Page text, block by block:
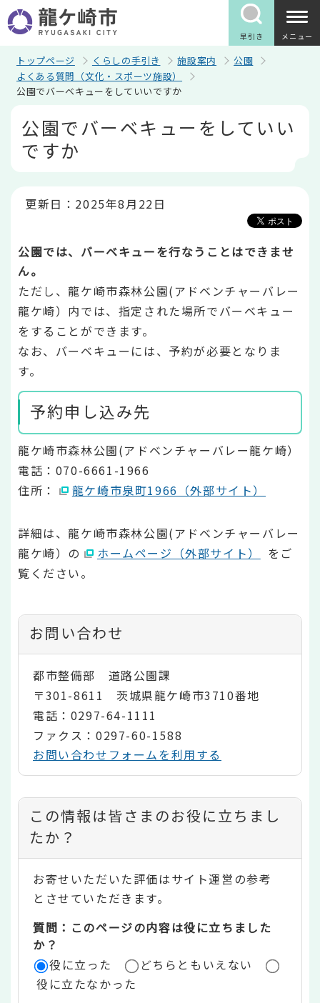
の
ペ
早引き メニュー
トップページ くらしの手引き 施設案内
公園
よくある質問（文化・スポーツ施設）
公園でバーベキューをしていいですか
公園でバーベキューをしていい
ですか
更新日：2025年8月22日
公園では、バーベキューを行なうことはできませ
ん。
ただし、龍ケ崎市森林公園(アドベンチャーバレー
龍ケ崎）内では、指定された場所でバーベキュー
をすることができます。
なお、バーベキューには、予約が必要となりま
す。
予約申し込み先
龍ケ崎市森林公園(アドベンチャーバレー龍ケ崎）
電話：070-6661-1966
住所：
龍ケ崎市泉町1966（外部サイト）
詳細は、龍ケ崎市森林公園(アドベンチャーバレー
龍ケ崎）の
ホームページ（外部サイト）
をご
覧ください。
お問い合わせ
都市整備部 道路公園課
〒301-8611 茨城県龍ケ崎市3710番地
電話：0297-64-1111
ファクス：0297-60-1588
お問い合わせフォームを利用する
コ
ン
テ
ン
ツ
評
価
この情報は皆さまのお役に立ちまし
たか？
お寄せいただいた評価はサイト運営の参考
とさせていただきます。
質問：このページの内容は役に立ちました
か？
役に立った
どちらともいえない
役に立たなかった